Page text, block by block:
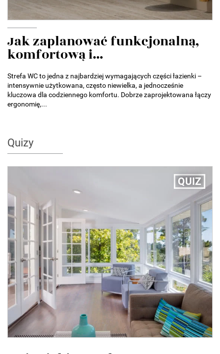
Jak zaplanować funkcjonalną,
komfortową i...
Strefa WC to jedna z najbardziej wymagających części łazienki –
intensywnie użytkowana, często niewielka, a jednocześnie
kluczowa dla codziennego komfortu. Dobrze zaprojektowana łączy
ergonomię,...
Quizy
QUIZ